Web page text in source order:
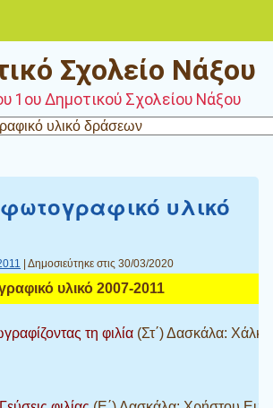
Σχολείο Νάξου
1ου Δημοτικού Σχολείου Νάξου
υλικό
| Δημοσιεύτηκε στις 30/03/2020
υλικό 2007-2011
τη φιλία (Στ΄) Δασκάλα: